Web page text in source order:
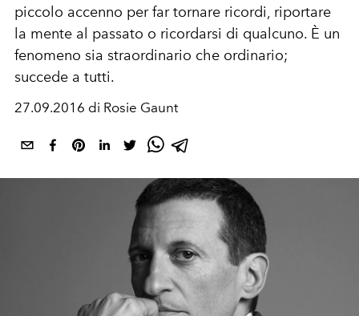
piccolo accenno per far tornare ricordi, riportare
la mente al passato o ricordarsi di qualcuno. È un
fenomeno sia straordinario che ordinario;
succede a tutti.
27.09.2016 di Rosie Gaunt